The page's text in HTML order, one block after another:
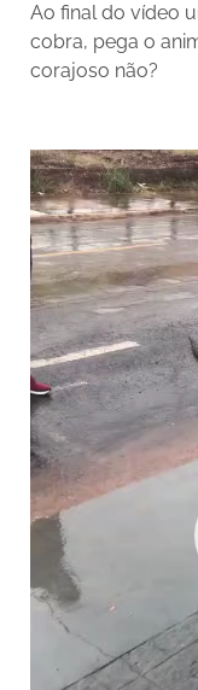
Ao final do vídeo
cobra, pega o
corajoso não?
Tocador
de
vídeo